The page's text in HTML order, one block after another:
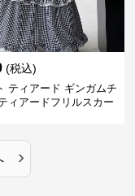
(税込)
ティアード ギンガムチ
ィアードフリルスカー
›